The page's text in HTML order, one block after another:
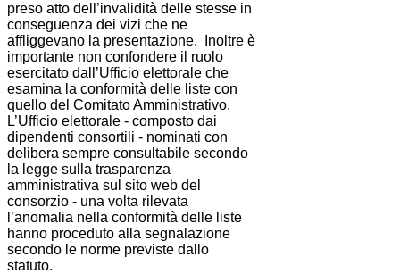
preso atto dell’invalidità delle stesse in
conseguenza dei vizi che ne
affliggevano la presentazione. Inoltre è
importante non confondere il ruolo
esercitato dall’Ufficio elettorale che
esamina la conformità delle liste con
quello del Comitato Amministrativo.
L’Ufficio elettorale - composto dai
dipendenti consortili - nominati con
delibera sempre consultabile secondo
la legge sulla trasparenza
amministrativa sul sito web del
consorzio - una volta rilevata
l’anomalia nella conformità delle liste
hanno proceduto alla segnalazione
secondo le norme previste dallo
statuto.